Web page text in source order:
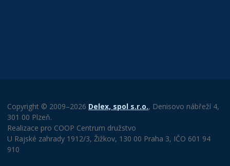
Copyright © 2009–2026 Delex, spol s.r.o., Denisovo nábřeží 4,
301 00 Plzeň.
Realizace pro COOP Centrum družstvo
U Rajské zahrady 1912/3, Žižkov, 130 00 Praha 3, IČO 601 94
910